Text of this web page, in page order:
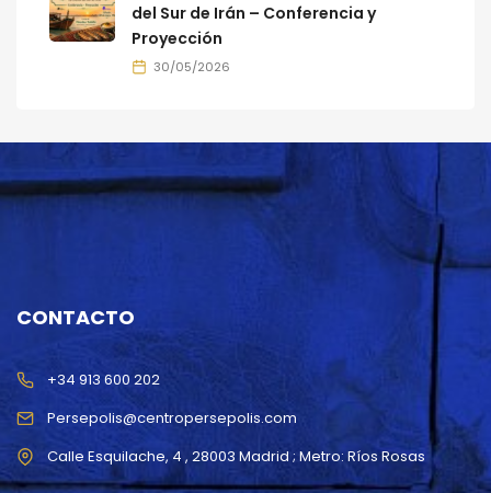
del Sur de Irán – Conferencia y
Proyección
30/05/2026
CONTACTO
Persepolis@centropersepolis.com
+34 913 600 202